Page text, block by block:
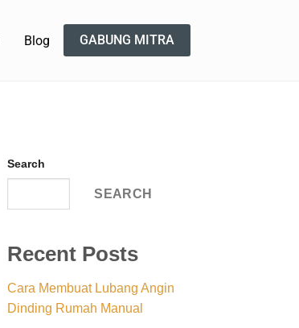
Blog GABUNG MITRA
Search
SEARCH
Recent Posts
Cara Membuat Lubang Angin
Dinding Rumah Manual